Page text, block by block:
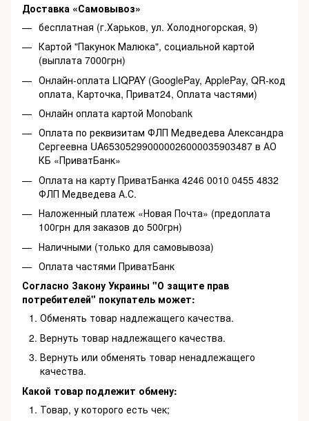
Доставка «Самовывоз»
бесплатная (г.Харьков, ул. Холодногорская, 9)
Картой "Пакунок Малюка", социальной картой
(выплата 7000грн)
Онлайн-оплата LIQPAY (GooglePay, ApplePay, QR-код
оплата, Карточка, Приват24, Оплата частями)
Онлайн оплата картой Monobank
Оплата по реквизитам ФЛП Медведева Александра
Сергеевна UA653052990000026000035903487 в АО
КБ «ПриватБанк»
Оплата на карту ПриватБанка 4246 0010 0455 4832
ФЛП Медведева А.С.
Наложенный платеж «Новая Почта» (предоплата
100грн для заказов до 500грн)
Наличными (только для самовывоза)
Оплата частями ПриватБанк
Согласно Закону Украины "О защите прав
потребителей" покупатель может:
Обменять товар надлежащего качества.
Вернуть товар надлежащего качества.
Вернуть или обменять товар ненадлежащего
качества.
Какой товар подлежит обмену:
Товар, у которого есть чек;